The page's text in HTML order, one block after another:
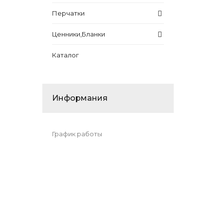
Перчатки
Ценники,Бланки
Каталог
Информания
График работы